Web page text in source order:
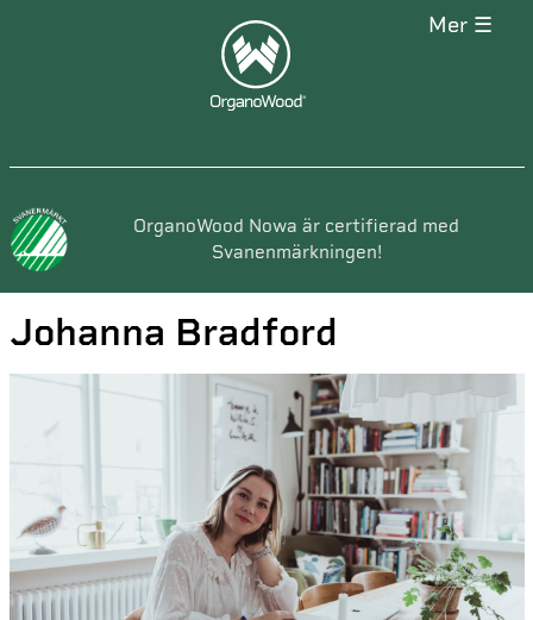
mer ☰
OrganoWood Nowa är certifierad med
Svanenmärkningen!
Johanna Bradford